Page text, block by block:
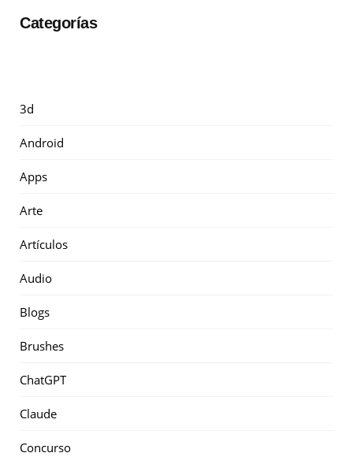
Categorías
3d
Android
Apps
Arte
Artículos
Audio
Blogs
Brushes
ChatGPT
Claude
Concurso